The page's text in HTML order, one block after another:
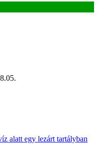
alatt egy lezárt tartályban